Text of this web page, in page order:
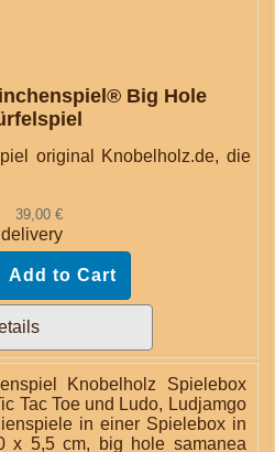
Big Hole
original Knobelholz.de, die
39,00 €
delivery